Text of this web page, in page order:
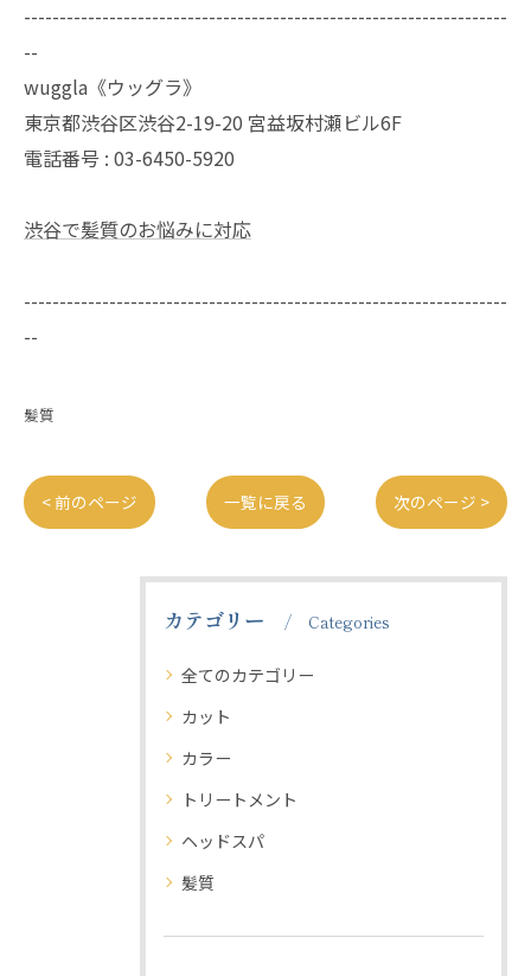
--------------------------------------------------------------------
--
wuggla《ウッグラ》
東京都渋谷区渋谷2-19-20 宮益坂村瀬ビル6F
電話番号 : 03-6450-5920
渋谷で髪質のお悩みに対応
--------------------------------------------------------------------
--
髪質
< 前のページ 一覧に戻る 次のページ >
カテゴリー Categories
全てのカテゴリー
カット
カラー
トリートメント
ヘッドスパ
髪質